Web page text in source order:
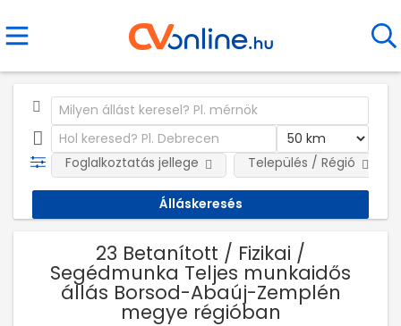
Foglalkoztatás jellege Település / Régió
23 Betanított / Fizikai /
Segédmunka Teljes munkaidős
állás Borsod-Abaúj-Zemplén
megye régióban